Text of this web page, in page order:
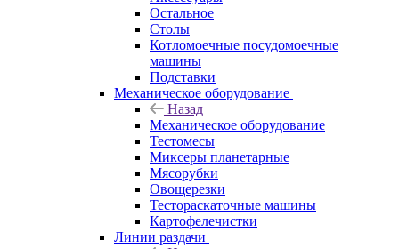
Остальное
Столы
Котломоечные посудомоечные
машины
Подставки
Механическое оборудование
Назад
Механическое оборудование
Тестомесы
Миксеры планетарные
Мясорубки
Овощерезки
Тестораскаточные машины
Картофелечистки
Линии раздачи